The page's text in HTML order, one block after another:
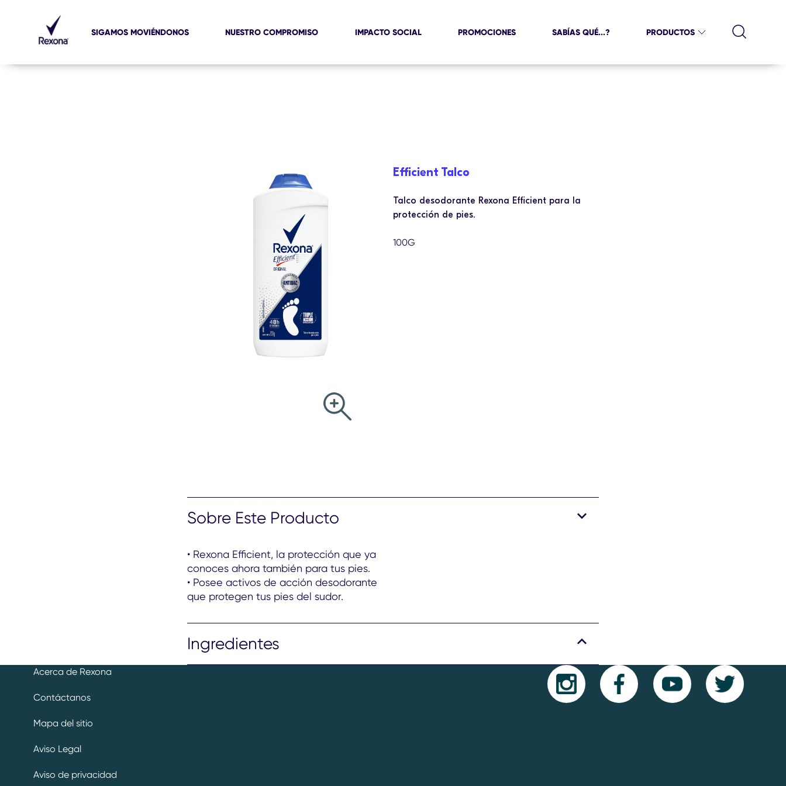
SIGAMOS MOVIÉNDONOS NUESTRO COMPROMISO IMPACTO SOCIAL PROMOCIONES SABÍAS QUÉ...? PRODUCTOS
Efficient Talco
Talco desodorante Rexona Efficient para la
protección de pies.
100G
Sobre Este Producto
• Rexona Efficient, la protección que ya
conoces ahora también para tus pies.
• Posee activos de acción desodorante
que protegen tus pies del sudor.
Ingredientes
Acerca de Rexona
Contáctanos
Mapa del sitio
Aviso Legal
Aviso de privacidad